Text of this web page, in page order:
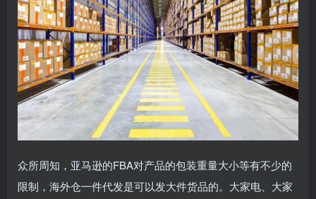
众所周知，亚马逊的FBA对产品的包装重量大小等有不少的
限制，海外仓一件代发是可以发大件货品的。大家电、大家